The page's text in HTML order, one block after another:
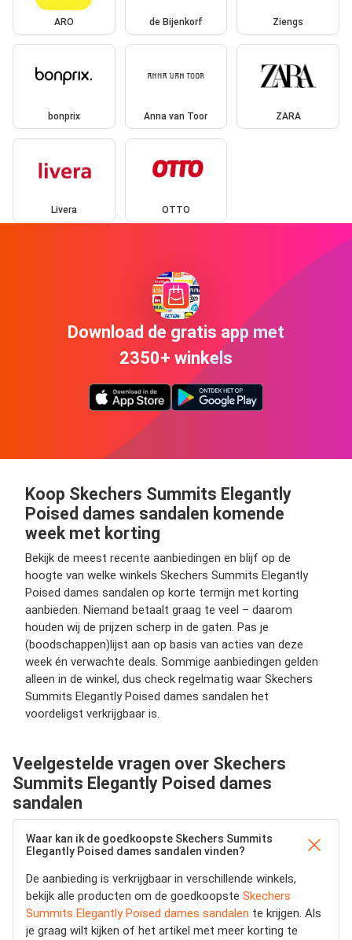
ARO de Bijenkorf Ziengs
bonprix Anna van Toor ZARA
Livera OTTO
Download de gratis app met
2350+ winkels
Koop Skechers Summits Elegantly
Poised dames sandalen komende
week met korting
Bekijk de meest recente aanbiedingen en blijf op de
hoogte van welke winkels Skechers Summits Elegantly
Poised dames sandalen op korte termijn met korting
aanbieden. Niemand betaalt graag te veel – daarom
houden wij de prijzen scherp in de gaten. Pas je
(boodschappen)lijst aan op basis van acties van deze
week én verwachte deals. Sommige aanbiedingen gelden
alleen in de winkel, dus check regelmatig waar Skechers
Summits Elegantly Poised dames sandalen het
voordeligst verkrijgbaar is.
Veelgestelde vragen over Skechers
Summits Elegantly Poised dames
sandalen
Waar kan ik de goedkoopste Skechers Summits
Elegantly Poised dames sandalen vinden?
De aanbieding is verkrijgbaar in verschillende winkels,
bekijk alle producten om de goedkoopste Skechers
Summits Elegantly Poised dames sandalen te krijgen. Als
je graag wilt kijken of het artikel met meer korting te